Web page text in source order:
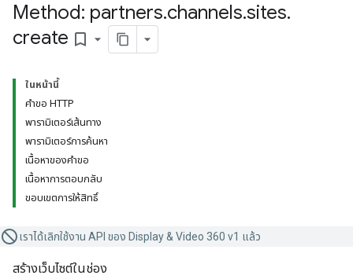
Method: partners.channels.sites.
create bookmark_border
ในหน้านี้
คำขอ HTTP
พารามิเตอร์เส้นทาง
พารามิเตอร์การค้นหา
เนื้อหาของคำขอ
เนื้อหาการตอบกลับ
ขอบเขตการให้สิทธิ์
เราได้เลิกใช้งาน API ของ Display & Video 360 v1 แล้ว
สร้างเว็บไซต์ในช่อง